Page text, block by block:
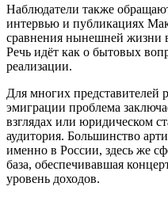
Наблюдатели также
интервью и публикациях
сравнения нынешней жизни
Речь идёт как о бытовых
реализации.
Для многих представителей
эмиграции проблема
взглядах или юридическом
аудитория. Большинство
именно в России, здесь же
база, обеспечивавшая
уровень доходов.